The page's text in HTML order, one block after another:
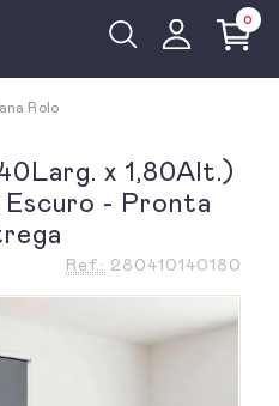
0
Rolo
x 1,80Alt.)
Escuro - Pronta
Ref.: 280410140180